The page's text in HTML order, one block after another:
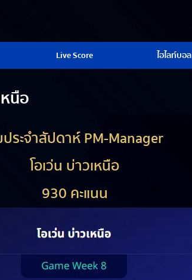
Live Score ไฮไลท์บอล
นือ
ระจำสัปดาห์ PM-Manager
โอเว่น บ่าวเหนือ
930 คะแนน